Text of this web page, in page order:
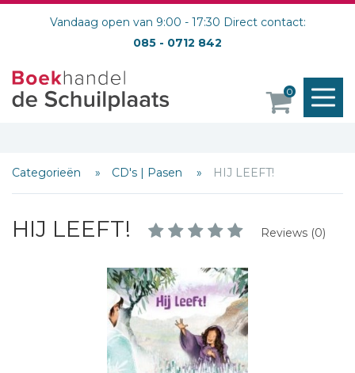
Vandaag open van 9:00 - 17:30 Direct contact:
085 - 0712 842
0
Categorieën CD's | Pasen HIJ LEEFT!
HIJ LEEFT! Reviews (0)